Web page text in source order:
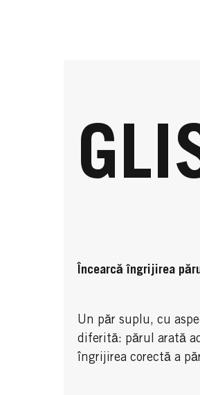
Încearcă îngrijirea
Un păr suplu, cu
diferită: părul arată
îngrijirea corectă a